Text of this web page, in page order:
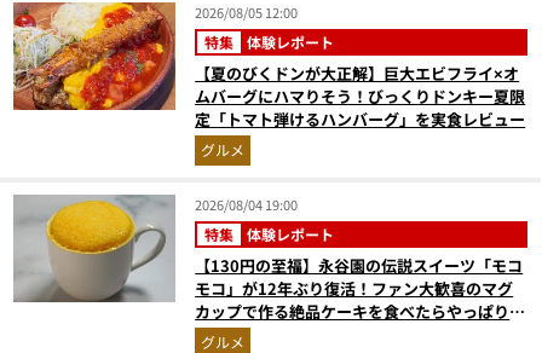
2026/08/05 12:00
特集 体験レポート
【夏のびくドンが大正解】巨大エビフライ×オ
ムバーグにハマりそう！びっくりドンキー夏限
定「トマト弾けるハンバーグ」を実食レビュー
グルメ
2026/08/04 19:00
特集 体験レポート
【130円の至福】永谷園の伝説スイーツ「モコ
モコ」が12年ぶり復活！ファン大歓喜のマグ
カップで作る絶品ケーキを食べたらやっぱり最
高にウマかった
グルメ